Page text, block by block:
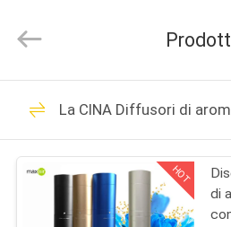
CASA
PRODOTTI
CIRCA
Industrial
Rights
Macchina
del profumo
La CINA Diffusori di
HOT
di